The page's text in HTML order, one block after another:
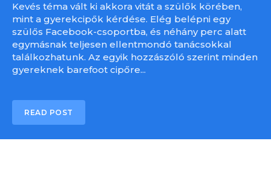
Kevés téma vált ki akkora vitát a szülők körében,
mint a gyerekcipők kérdése. Elég belépni egy
szülős Facebook-csoportba, és néhány perc alatt
egymásnak teljesen ellentmondó tanácsokkal
találkozhatunk. Az egyik hozzászóló szerint minden
gyereknek barefoot cipőre...
READ POST